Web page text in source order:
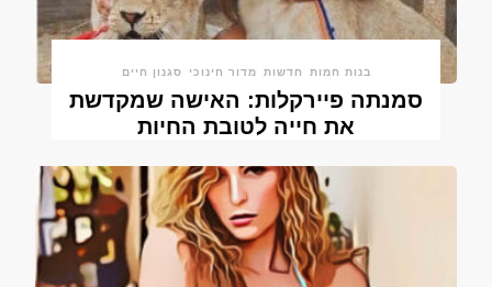
בנות חמות חדשות מדור חינוכי סגנון חיים
סמנתה פיירקלות: האישה שמקדשת
את חייה לטובת החיות